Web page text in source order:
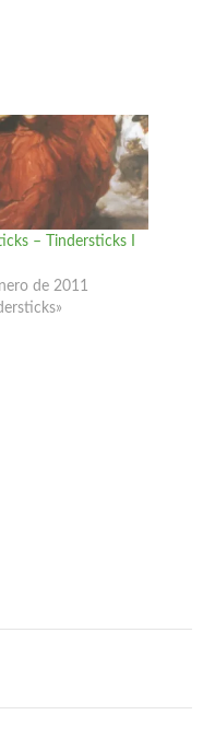
– Tindersticks I
de 2011